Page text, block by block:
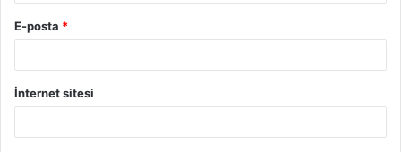
E-posta *
İnternet sitesi